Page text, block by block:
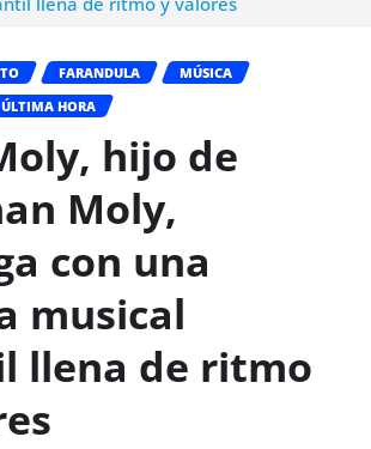
FARANDULA
MÚSICA
ÚLTIMA HORA
hijo de
Moly,
con una
musical
llena de ritmo